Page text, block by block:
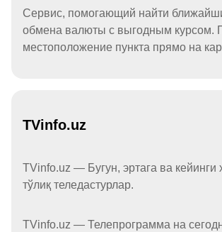
Сервис, помогающий найти
обмена валюты с выгодным курсом.
местоположение пункта прямо на
TVinfo.uz
TVinfo.uz — Бугун, эртага ва кейинги
тўлиқ теледастурлар.
TVinfo.uz — Телепрограмма на